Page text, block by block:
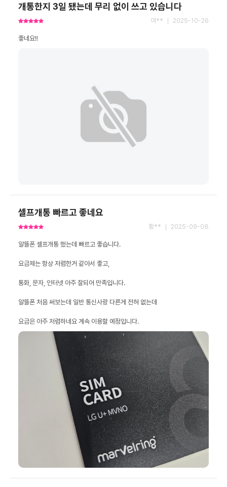
개통한지 3일 됐는데 무리 없이 쓰고 있습니다
여** ｜ 2025-10-26
좋네요!!
셀프개통 빠르고 좋네요
황** ｜ 2025-09-08
요금은 아주 저렴하네요 계속 이용할 예정입니다.